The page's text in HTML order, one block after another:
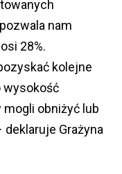
nam
28%.
kolejne
wysokość
obniżyć lub
Grażyna